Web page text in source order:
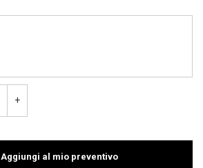
+
Aggiungi al mio preventivo